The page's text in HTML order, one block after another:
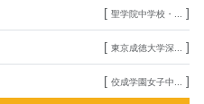
[ 聖学院中学校・... ]
[ 東京成徳大学深... ]
[ 佼成学園女子中... ]